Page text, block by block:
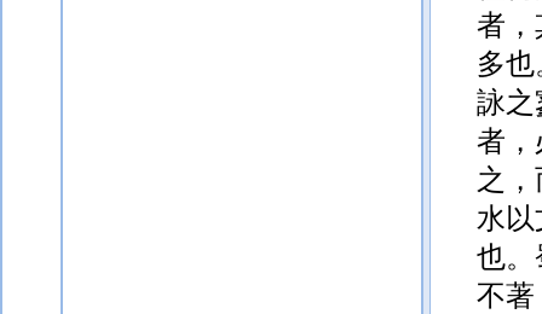
者，
多
詠之
者，
之
水以
也。
不著